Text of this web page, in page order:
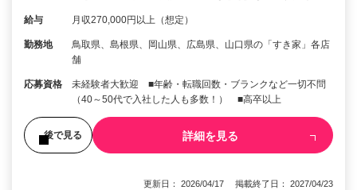
給与 月収270,000円以上（想定）
勤務地
鳥取県、島根県、岡山県、広島県、山口県の「すき家」各店
舗
応募資格
未経験者大歓迎 ■年齢・転職回数・ブランクなど一切不問
（40～50代で入社した人も多数！） ■高卒以上
後で見る 詳細を見る
更新日： 2026/04/17 掲載終了日： 2027/04/23